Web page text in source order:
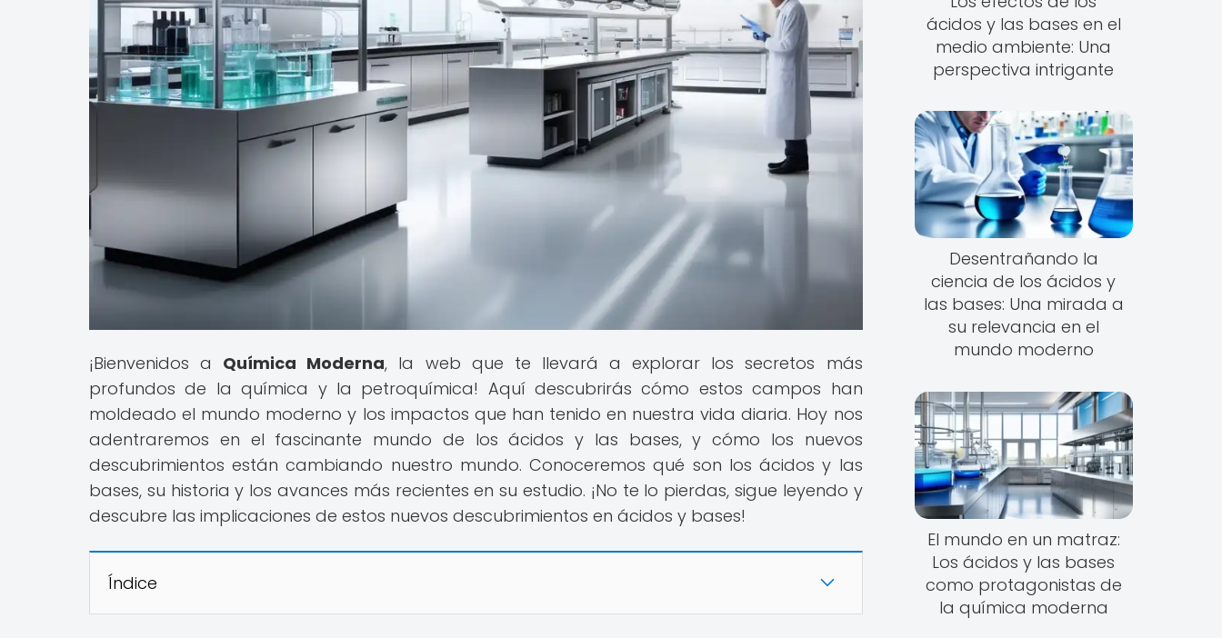
¡Bienvenidos a Química Moderna, la web que te llevará a explorar los secretos más
profundos de la química y la petroquímica! Aquí descubrirás cómo estos campos han
moldeado el mundo moderno y los impactos que han tenido en nuestra vida diaria. Hoy nos
adentraremos en el fascinante mundo de los ácidos y las bases, y cómo los nuevos
descubrimientos están cambiando nuestro mundo. Conoceremos qué son los ácidos y las
bases, su historia y los avances más recientes en su estudio. ¡No te lo pierdas, sigue leyendo y
descubre las implicaciones de estos nuevos descubrimientos en ácidos y bases!
Índice
ácidos y las bases en el
medio ambiente: Una
perspectiva intrigante
Desentrañando la
ciencia de los ácidos y
las bases: Una mirada a
su relevancia en el
mundo moderno
El mundo en un matraz:
Los ácidos y las bases
como protagonistas de
la química moderna